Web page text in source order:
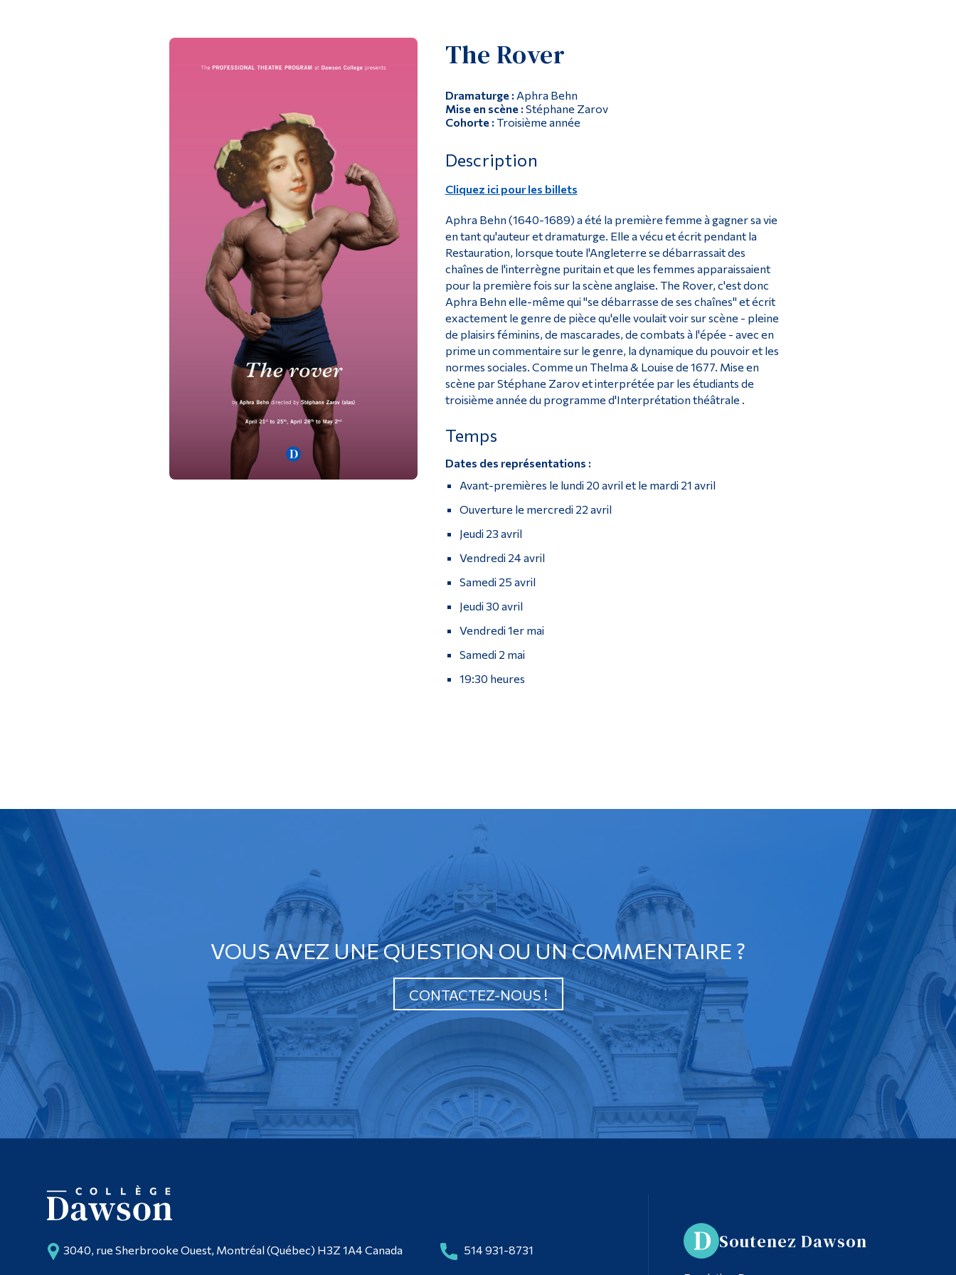
The Rover
Dramaturge : Aphra Behn
Mise en scène : Stéphane Zarov
Cohorte : Troisième année
Description
Cliquez ici pour les billets
Aphra Behn (1640-1689) a été la première femme à gagner sa vie
en tant qu'auteur et dramaturge. Elle a vécu et écrit pendant la
Restauration, lorsque toute l'Angleterre se débarrassait des
chaînes de l'interrègne puritain et que les femmes apparaissaient
pour la première fois sur la scène anglaise. The Rover, c'est donc
Aphra Behn elle-même qui "se débarrasse de ses chaînes" et écrit
exactement le genre de pièce qu'elle voulait voir sur scène - pleine
de plaisirs féminins, de mascarades, de combats à l'épée - avec en
prime un commentaire sur le genre, la dynamique du pouvoir et les
normes sociales. Comme un Thelma & Louise de 1677. Mise en
scène par Stéphane Zarov et interprétée par les étudiants de
troisième année du programme d'Interprétation théâtrale .
Temps
Dates des représentations :
Avant-premières le lundi 20 avril et le mardi 21 avril
Ouverture le mercredi 22 avril
Jeudi 23 avril
Vendredi 24 avril
Samedi 25 avril
Jeudi 30 avril
Vendredi 1er mai
Samedi 2 mai
19:30 heures
VOUS AVEZ UNE QUESTION OU UN COMMENTAIRE ?
CONTACTEZ-NOUS !
3040, rue Sherbrooke Ouest, Montréal (Québec) H3Z 1A4 Canada 514 931-8731 Soutenez Dawson
Étudiants actuels
Diplômé·es et visiteur·euses